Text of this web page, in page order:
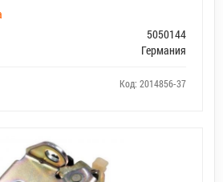
5050144
Германия
Код: 2014856-37